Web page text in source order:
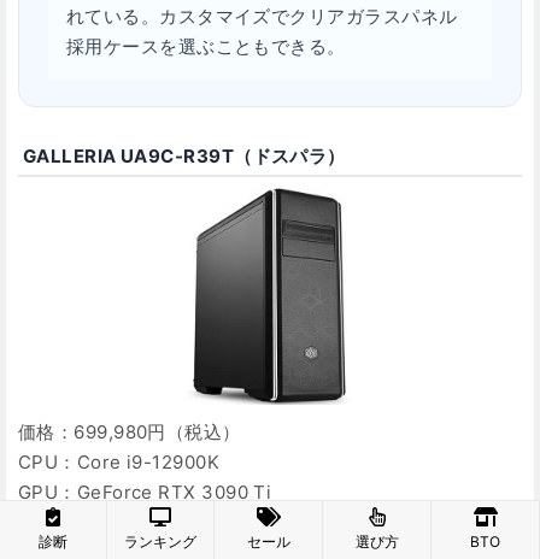
れている。カスタマイズでクリアガラスパネル
採用ケースを選ぶこともできる。
GALLERIA UA9C-R39T（ドスパラ）
価格：699,980円（税込）
CPU：Core i9-12900K
GPU：GeForce RTX 3090 Ti
メモリ：DDR4-3200 32GB
SSD：1TB
診断 ランキング セール 選び方 BTO